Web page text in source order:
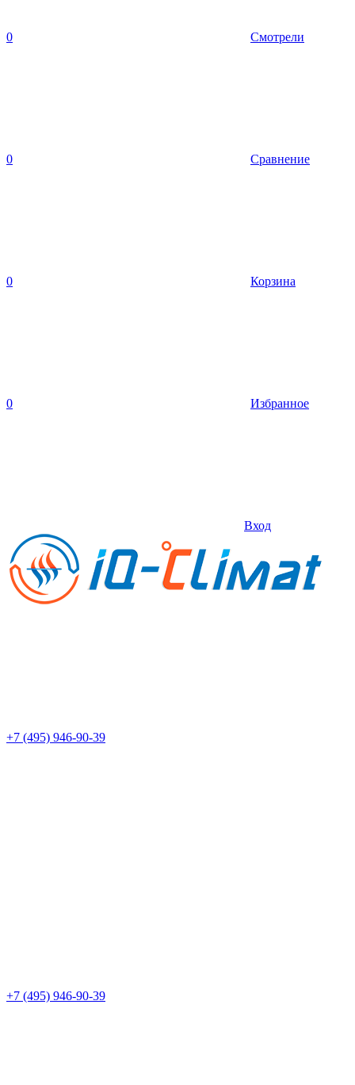
0 Смотрели
0 Сравнение
0 Корзина
0 Избранное
Вход
+7 (495) 946-90-39
+7 (495) 946-90-39